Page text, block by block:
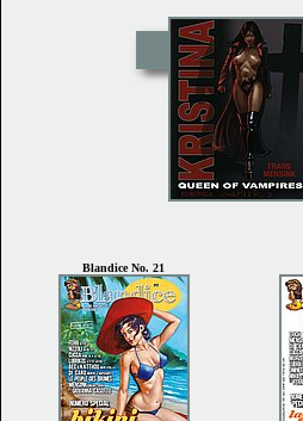
Blandice No. 21